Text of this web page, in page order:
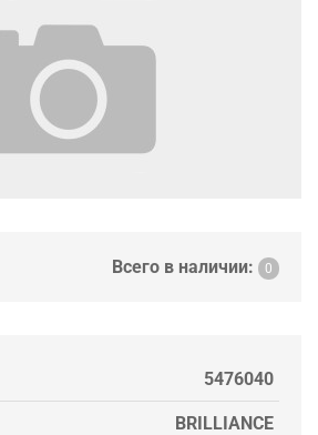
Всего в наличии: 0
5476040
BRILLIANCE